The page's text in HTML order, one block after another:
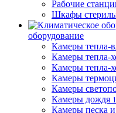
Рабочие
Шкафы
оборудование
Камеры тепла-
Камеры тепла-
Камеры тепла-
Камеры
Камеры
Камеры дождя
Камеры песка